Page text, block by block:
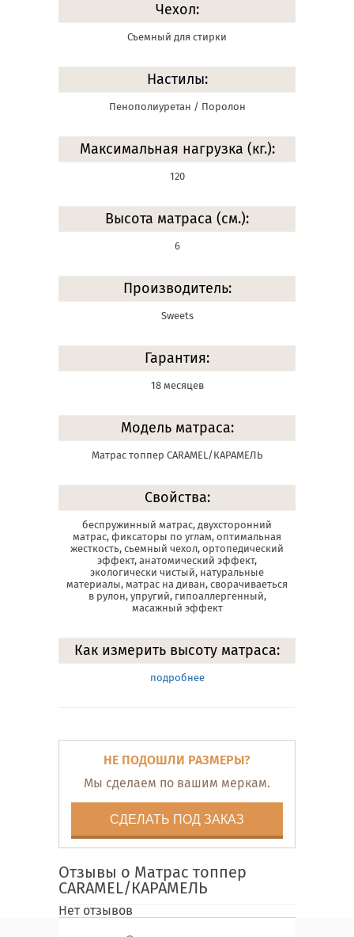
Чехол:
Съемный для стирки
Настилы:
Пенополиуретан / Поролон
Максимальная нагрузка (кг.):
120
Высота матраса (см.):
6
Производитель:
Sweets
Гарантия:
18 месяцев
Модель матраса:
Матрас топпер CARAMEL/КАРАМЕЛЬ
Свойства:
беспружинный матрас, двухсторонний
матрас, фиксаторы по углам, оптимальная
жесткость, сьемный чехол, ортопедический
эффект, анатомический эффект,
экологически чистый, натуральные
материалы, матрас на диван, сворачиваеться
в рулон, упругий, гипоаллергенный,
масажный эффект
Как измерить высоту матраса:
подробнее
НЕ ПОДОШЛИ РАЗМЕРЫ?
Мы сделаем по вашим меркам.
СДЕЛАТЬ ПОД ЗАКАЗ
Отзывы о Матрас топпер
CARAMEL/КАРАМЕЛЬ
Нет отзывов